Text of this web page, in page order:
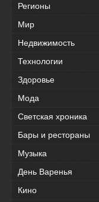
Регионы
Мир
Недвижимость
Технологии
Здоровье
Мода
Светская хроника
Бары и рестораны
Музыка
День Варенья
Кино